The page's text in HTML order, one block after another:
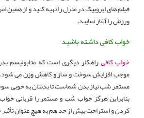
فیلم های ایروبیک در منزل را تهیه کنید و از همین
ورزش را آغاز نمایید.
خواب کافی داشته باشید
خواب کافیراهکار دیگری است که متابولیسم
مستمر شب نیاز بدن شماست تا بدنتان به خوبی
بنابراین هرگز خواب شب و مستمر را قربانی خواب
کردن و استراحت بیش از حد هم به هیچ عنوان